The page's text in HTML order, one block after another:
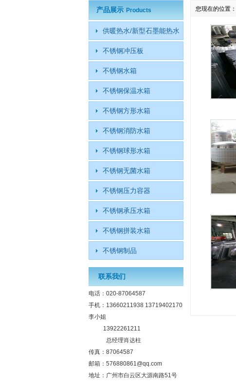
您现在的位置：
产品展示 Products
供暖热水/新型石墨能热水
不锈钢冲压板
不锈钢水箱
不锈钢保温水箱
不锈钢方形水箱
不锈钢消防水箱
不锈钢球形水箱
不锈钢无菌水箱
不锈钢压力容器
不锈钢承压水箱
不锈钢拼装水箱
不锈钢制品
联系我们
电话：020-87064587
手机：13660211938 13719402170
李小姐
13922261211
总经理肖达柱
传真：87064587
邮箱：576880861@qq.com
地址：广州市白云区大源南路51号